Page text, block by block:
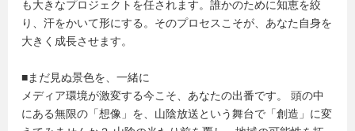
も大きなプロジェクトを任されます。誰かのために知恵を絞
り、汗をかいて形にする。そのプロセスこそが、あなた自身を
大きく成長させます。
■まだ見ぬ景色を、一緒に
メディア環境が激変する今こそ、あなたの出番です。 頭の中
にある無限の「想像」を、山陰放送という舞台で「創造」に変